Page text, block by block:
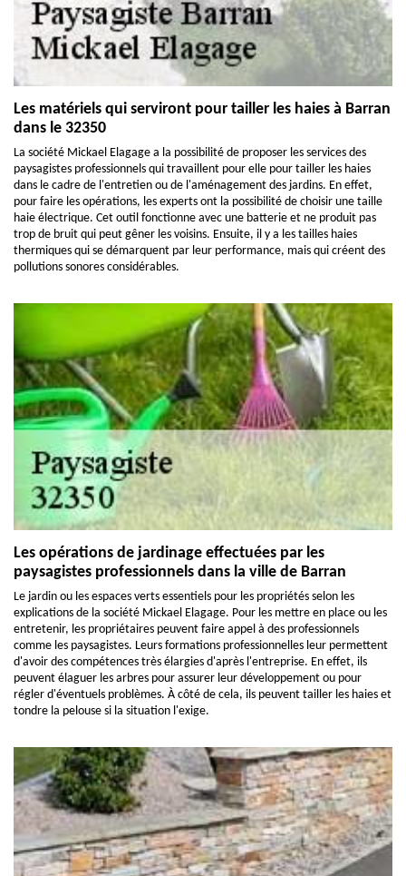
Les matériels qui serviront pour tailler les haies à Barran
dans le 32350
La société Mickael Elagage a la possibilité de proposer les services des
paysagistes professionnels qui travaillent pour elle pour tailler les haies
dans le cadre de l'entretien ou de l'aménagement des jardins. En effet,
pour faire les opérations, les experts ont la possibilité de choisir une taille
haie électrique. Cet outil fonctionne avec une batterie et ne produit pas
trop de bruit qui peut gêner les voisins. Ensuite, il y a les tailles haies
thermiques qui se démarquent par leur performance, mais qui créent des
pollutions sonores considérables.
Les opérations de jardinage effectuées par les
paysagistes professionnels dans la ville de Barran
Le jardin ou les espaces verts essentiels pour les propriétés selon les
explications de la société Mickael Elagage. Pour les mettre en place ou les
entretenir, les propriétaires peuvent faire appel à des professionnels
comme les paysagistes. Leurs formations professionnelles leur permettent
d'avoir des compétences très élargies d'après l'entreprise. En effet, ils
peuvent élaguer les arbres pour assurer leur développement ou pour
régler d'éventuels problèmes. À côté de cela, ils peuvent tailler les haies et
tondre la pelouse si la situation l'exige.